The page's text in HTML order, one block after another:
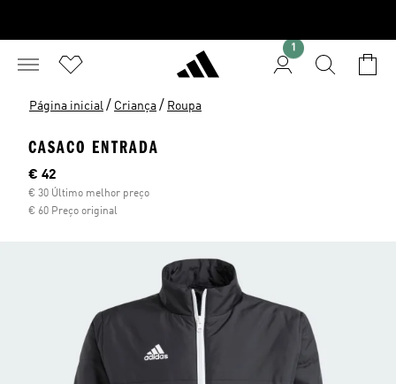
1
Página inicial / Criança / Roupa
CASACO ENTRADA
Preço atual
€ 42
€ 30 Último melhor preço
€ 60 Preço original